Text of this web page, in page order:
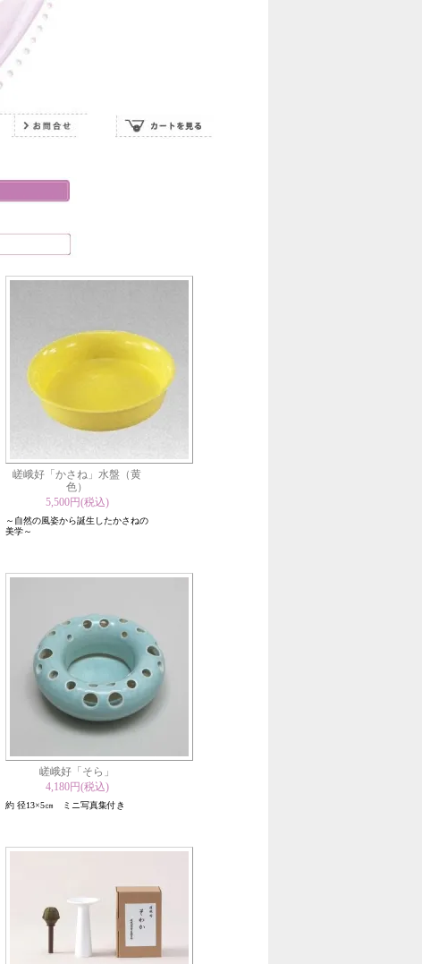
嵯峨好「かさね」水盤（黄
色）
5,500円(税込)
～自然の風姿から誕生したかさねの
美学～
嵯峨好「そら」
4,180円(税込)
約 径13×5㎝ ミニ写真集付き